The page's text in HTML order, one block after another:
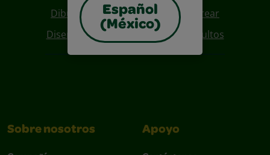
Español
(México)
Dibujos De Personajes Para Colorear
Diseños Para Coloreables Para Adultos
Sobre nosotros Apoyo